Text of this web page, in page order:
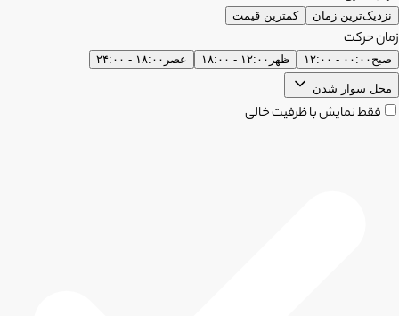
نزدیک‌ترین زمان کمترین قیمت
زمان حرکت
صبح ۰۰:۰۰ - ۱۲:۰۰ ظهر ۱۲:۰۰ - ۱۸:۰۰ عصر ۱۸:۰۰ - ۲۴:۰۰
محل سوار شدن
فقط نمایش با ظرفیت خالی